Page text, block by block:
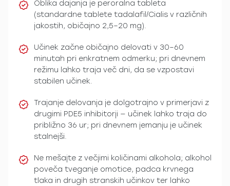
Oblika dajanja je peroralna tableta
(standardne tablete tadalafil/Cialis v različnih
jakostih, običajno 2,5–20 mg).
Učinek začne običajno delovati v 30–60
minutah pri enkratnem odmerku; pri dnevnem
režimu lahko traja več dni, da se vzpostavi
stabilen učinek.
Trajanje delovanja je dolgotrajno v primerjavi z
drugimi PDE5 inhibitorji — učinek lahko traja do
približno 36 ur; pri dnevnem jemanju je učinek
stalnejši.
Ne mešajte z večjimi količinami alkohola; alkohol
poveča tveganje omotice, padca krvnega
tlaka in drugih stranskih učinkov ter lahko